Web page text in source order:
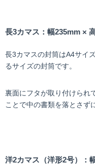
長3カマス：幅235mm ×
長3カマスの封筒はA4サイ
るサイズの封筒です。
裏面にフタが取り付けられ
ことで中の書類を落とさず
洋2カマス（洋形2号）：